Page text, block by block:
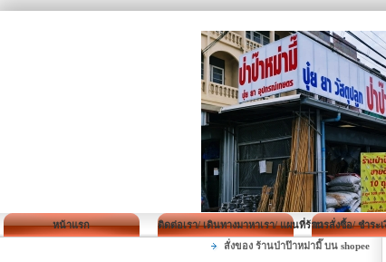
หน้าแรก ติดต่อเรา/ เดินทางมาหาเรา/ แผนที่ร้านการสั่งซื้อ/ ชำระ
สั่งของ ร้านป่าป๊าหม่ามี๊ บน shopee